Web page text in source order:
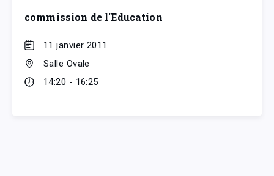
commission de l'Education
11 janvier 2011
Salle Ovale
14:20 - 16:25